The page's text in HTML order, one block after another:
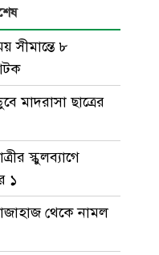
সীমান্তে ৮
মাদরাসা ছাত্রের
স্কুলব্যাগে
১
থেকে নামল